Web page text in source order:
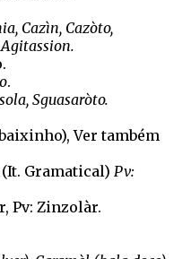
Cazìn, Cazòto,
.
Sguasaròto.
Ver também
Gramatical) Pv:
Pv: Zinzolàr.